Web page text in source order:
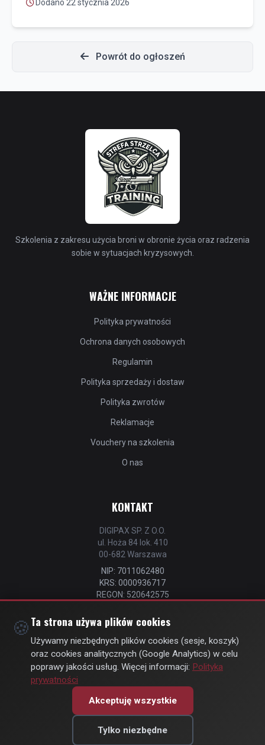
Dodano 22 stycznia 2026
Powrót do ogłoszeń
Szkolenia z zakresu użycia broni w obronie życia oraz radzenia
sobie w sytuacjach kryzysowych.
WAŻNE INFORMACJE
Polityka prywatności
Ochrona danych osobowych
Regulamin
Polityka sprzedaży i dostaw
Polityka zwrotów
Reklamacje
Vouchery na szkolenia
O nas
KONTAKT
DIGIPAX SP. Z O.O.
ul. Hoża 84 lok. 410
00-682 Warszawa
NIP: 7011062480
KRS: 0000936717
REGON: 520642575
📧
kontakt@strefastrzelca.pl
📞 732 106 076
© Copyright 2026 | byDIGIPAX| All Rights Reserved
🍪 Zmień ustawienia prywatności
🍪Ta strona używa plików cookies
Używamy niezbędnych plików cookies (sesje, koszyk)
oraz cookies analitycznych (Google Analytics) w celu
poprawy jakości usług. Więcej informacji: Polityka
prywatności
Akceptuję wszystkie
Tylko niezbędne